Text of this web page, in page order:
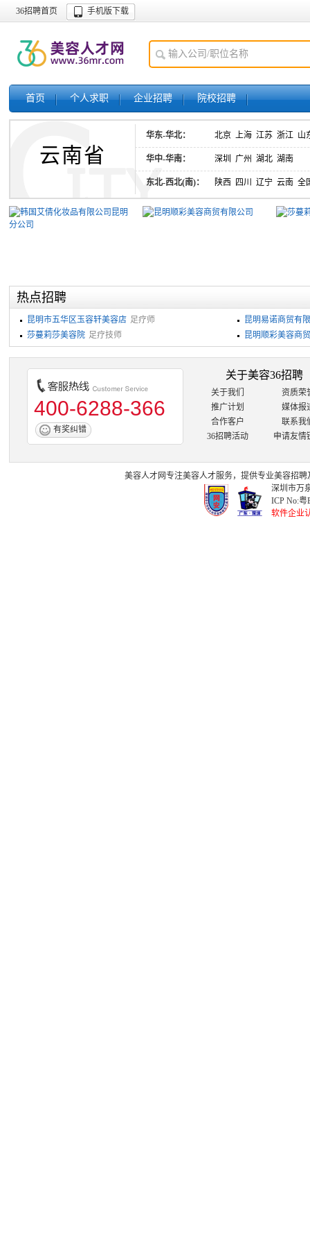
36招聘首页 手机版下载
首页 个人求职 企业招聘 院校招聘
云南省
华东-华北： 北京 上海 江苏 浙江 山
华中-华南： 深圳 广州 湖北 湖南
东北-西北(南)： 陕西 四川 辽宁 云南 全
热点招聘
昆明市五华区玉容轩美容店 足疗师
昆明易诺商贸有
莎蔓莉莎美容院 足疗技师 昆明顺彩美容商
400-6288-366
有奖纠错
关于美容36招聘
关于我们
资质荣
推广计划
媒体报
合作客户
联系我
36招聘活动
申请友情
美容人才网专注美容人才服务，提供专业美容招聘
深圳市万
ICP No:粤
软件企业